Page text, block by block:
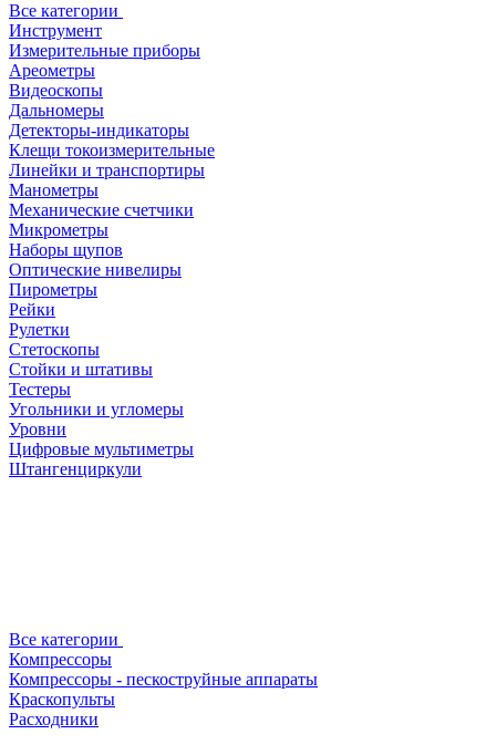
Все категории
Инструмент
Измерительные приборы
Ареометры
Видеоскопы
Дальномеры
Детекторы-индикаторы
Клещи токоизмерительные
Линейки и транспортиры
Манометры
Механические счетчики
Микрометры
Наборы щупов
Оптические нивелиры
Пирометры
Рейки
Рулетки
Стетоскопы
Стойки и штативы
Тестеры
Угольники и угломеры
Уровни
Цифровые мультиметры
Штангенциркули
Все категории
Компрессоры
Компрессоры - пескоструйные аппараты
Краскопульты
Расходники